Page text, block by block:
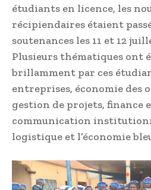
étudiants en licence, les
récipiendaires étaient
soutenances les 11 et 12
Plusieurs thématiques ont
brillamment par ces
entreprises, économie des
gestion de projets, finance
communication
logistique et l’économie